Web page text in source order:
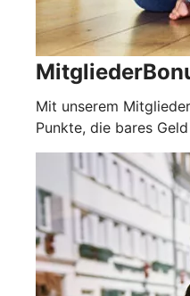
Mit unserem
Punkte, die bares